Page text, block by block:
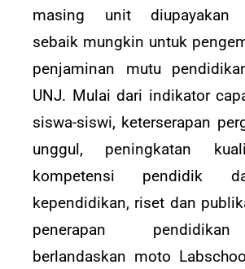
masing unit diupayakan
sebaik mungkin untuk
penjaminan mutu
UNJ. Mulai dari indikator
siswa-siswi, keterserapan
unggul, peningkatan
kompetensi pendidik
kependidikan, riset dan
penerapan
berlandaskan moto